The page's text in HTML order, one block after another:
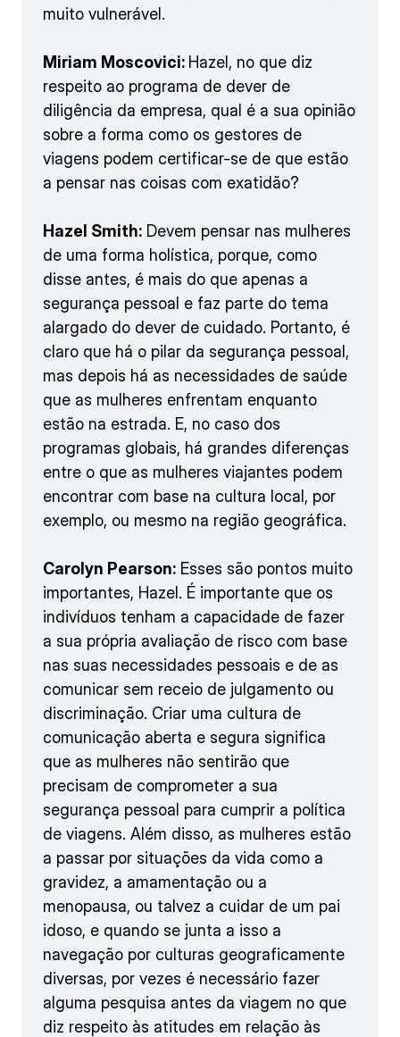
muito vulnerável.
Miriam Moscovici: Hazel, no que diz
respeito ao programa de dever de
diligência da empresa, qual é a sua opinião
sobre a forma como os gestores de
viagens podem certificar-se de que estão
a pensar nas coisas com exatidão?
Hazel Smith: Devem pensar nas mulheres
de uma forma holística, porque, como
disse antes, é mais do que apenas a
segurança pessoal e faz parte do tema
alargado do dever de cuidado. Portanto, é
claro que há o pilar da segurança pessoal,
mas depois há as necessidades de saúde
que as mulheres enfrentam enquanto
estão na estrada. E, no caso dos
programas globais, há grandes diferenças
entre o que as mulheres viajantes podem
encontrar com base na cultura local, por
exemplo, ou mesmo na região geográfica.
Carolyn Pearson: Esses são pontos muito
importantes, Hazel. É importante que os
indivíduos tenham a capacidade de fazer
a sua própria avaliação de risco com base
nas suas necessidades pessoais e de as
comunicar sem receio de julgamento ou
discriminação. Criar uma cultura de
comunicação aberta e segura significa
que as mulheres não sentirão que
precisam de comprometer a sua
segurança pessoal para cumprir a política
de viagens. Além disso, as mulheres estão
a passar por situações da vida como a
gravidez, a amamentação ou a
menopausa, ou talvez a cuidar de um pai
idoso, e quando se junta a isso a
navegação por culturas geograficamente
diversas, por vezes é necessário fazer
alguma pesquisa antes da viagem no que
diz respeito às atitudes em relação às